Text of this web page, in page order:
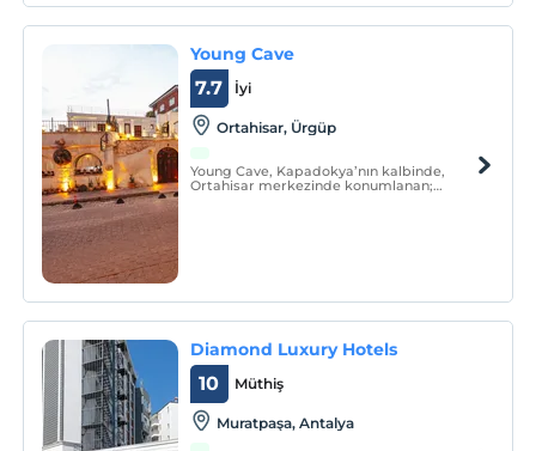
Young Cave
İyi
7.7
Ortahisar, Ürgüp
Young Cave, Kapadokya’nın kalbinde,
Ortahisar merkezinde konumlanan;
Diamond Luxury Hotels
Müthiş
10
Muratpaşa, Antalya